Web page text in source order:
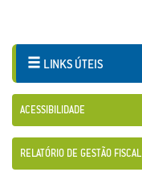
LINKS ÚTEIS
ACESSIBILIDADE
RELATÓRIO DE GESTÃO FISCAL